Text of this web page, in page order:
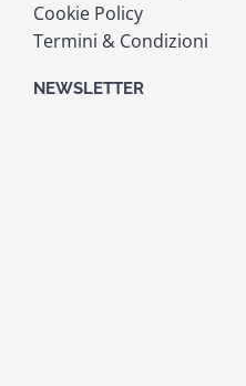
Cookie Policy
Termini & Condizioni
NEWSLETTER